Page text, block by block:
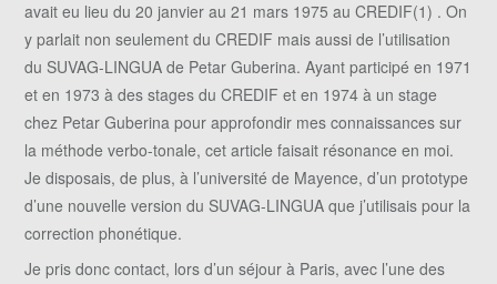
avait eu lieu du 20 janvier au 21 mars 1975 au CREDIF(1) . On
y parlait non seulement du CREDIF mais aussi de l’utilisation
du SUVAG-LINGUA de Petar Guberina. Ayant participé en 1971
et en 1973 à des stages du CREDIF et en 1974 à un stage
chez Petar Guberina pour approfondir mes connaissances sur
la méthode verbo-tonale, cet article faisait résonance en moi.
Je disposais, de plus, à l’université de Mayence, d’un prototype
d’une nouvelle version du SUVAG-LINGUA que j’utilisais pour la
correction phonétique.
Je pris donc contact, lors d’un séjour à Paris, avec l’une des